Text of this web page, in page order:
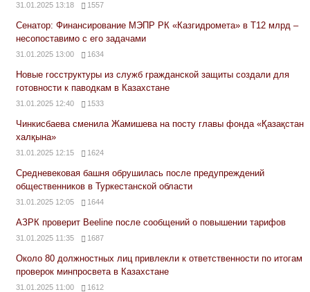
31.01.2025 13:18 1557
Сенатор: Финансирование МЭПР РК «Казгидромета» в Т12 млрд –
несопоставимо с его задачами
31.01.2025 13:00 1634
Новые госструктуры из служб гражданской защиты создали для
готовности к паводкам в Казахстане
31.01.2025 12:40 1533
Чинкисбаева сменила Жамишева на посту главы фонда «Қазақстан
халқына»
31.01.2025 12:15 1624
Средневековая башня обрушилась после предупреждений
общественников в Туркестанской области
31.01.2025 12:05 1644
АЗРК проверит Beeline после сообщений о повышении тарифов
31.01.2025 11:35 1687
Около 80 должностных лиц привлекли к ответственности по итогам
проверок минпросвета в Казахстане
31.01.2025 11:00 1612